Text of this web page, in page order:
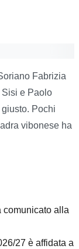
Fabrizia
e Paolo
Pochi
vibonese ha
comunicato alla
27 è affidata a